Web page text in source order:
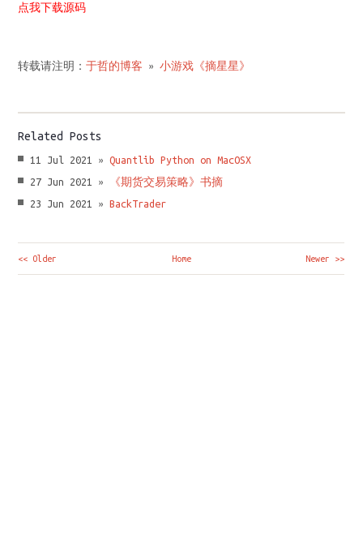
点我下载源码
转载请注明：于哲的博客 »小游戏《摘星星》
Related Posts
11 Jul 2021 »
Quantlib Python on MacOSX
27 Jun 2021 »
《期货交易策略》书摘
23 Jun 2021 »
BackTrader
<< Older Home Newer >>